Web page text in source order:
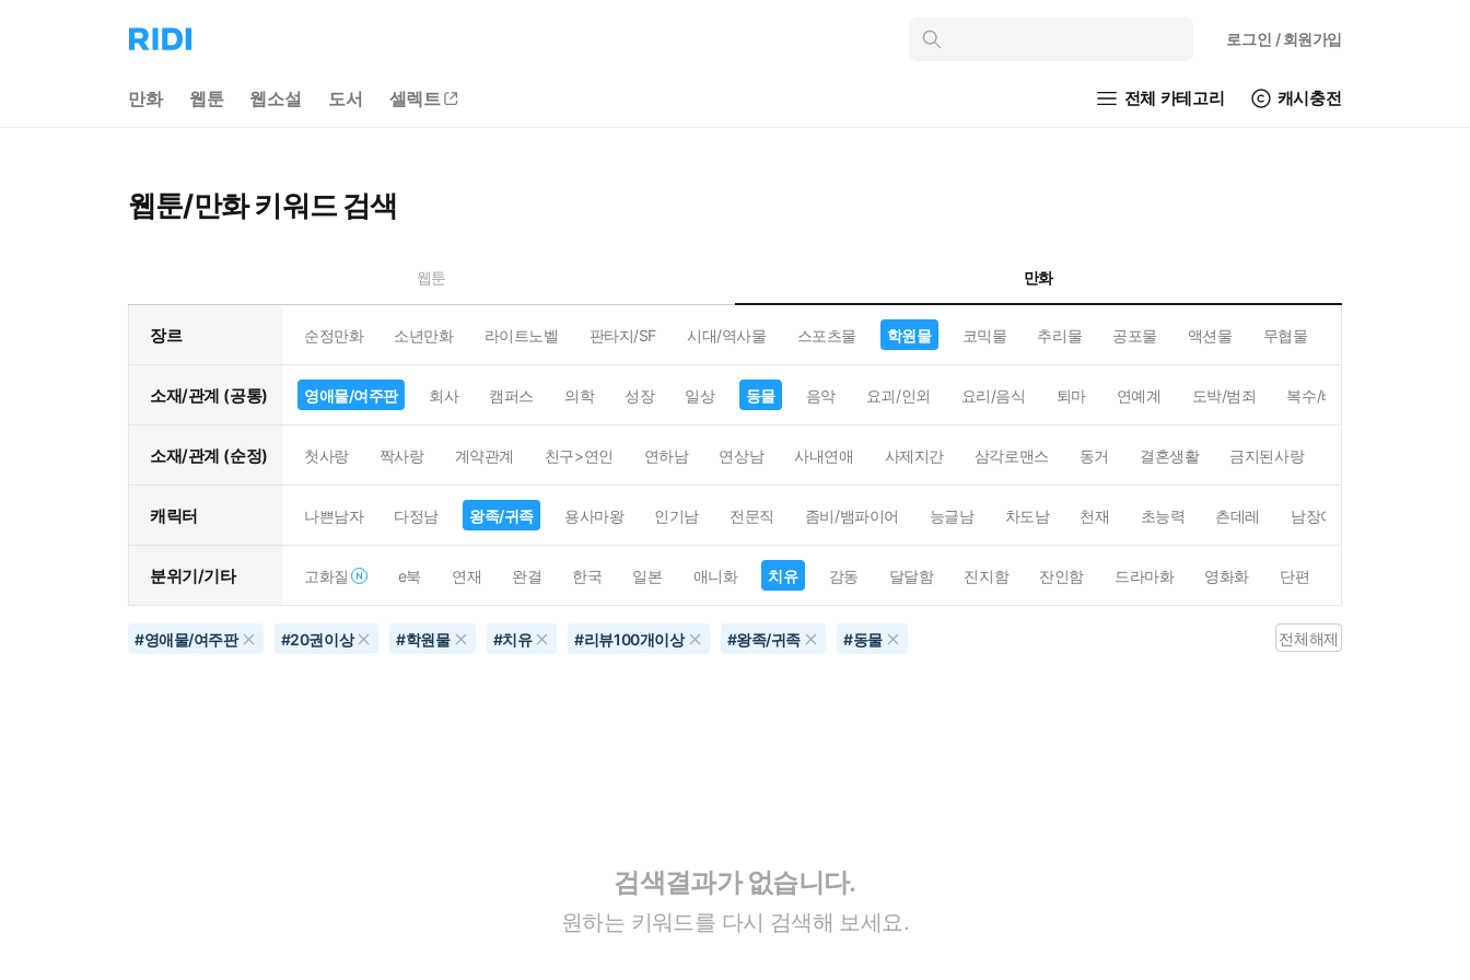
리
디
으
인
로그인 / 회원가입
만화 웹툰 웹소설 도서 셀렉트 전체 카테고리 캐시충전
웹툰/만화 키워드 검색
웹툰 만화
장르 순정만화 소년만화 라이트노벨 판타지/SF 시대/역사물 스포츠물 학원물 코믹물 추리물 공포물 액션물 무협물
소재/관계 (공통) 영애물/여주판 회사 캠퍼스 의학 성장 일상 동물 음악 요괴/인외 요리/음식 퇴마 연예계 도박/범죄 복수/배신
소재/관계 (순정) 첫사랑 짝사랑 계약관계 친구>연인 연하남 연상남 사내연애 사제지간 삼각로맨스 동거 결혼생활 금지된사랑
캐릭터 나쁜남자 다정남 왕족/귀족 용사마왕 인기남 전문직 좀비/뱀파이어 능글남 차도남 천재 초능력 츤데레 남장여자
분위기/기타 고화질 e북 연재 완결 한국 일본 애니화 치유 감동 달달함 진지함 잔인함 드라마화 영화화 단편
#영애물/여주판 #20권이상 #학원물 #치유 #리뷰100개이상 #왕족/귀족 #동물 전체해제
검색결과가 없습니다.
원하는 키워드를 다시 검색해 보세요.